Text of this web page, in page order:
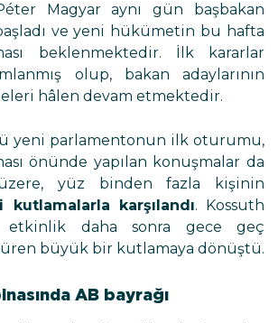
Magyar aynı gün başbakan
ve yeni hükümetin bu hafta
beklenmektedir. İlk kararlar
olup, bakan adaylarının
hâlen devam etmektedir.
yeni parlamentonun ilk oturumu,
önünde yapılan konuşmalar da
yüz binden fazla kişinin
kutlamalarla karşılandı. Kossuth
etkinlik daha sonra gece geç
büyük bir kutlamaya dönüştü.
AB bayrağı